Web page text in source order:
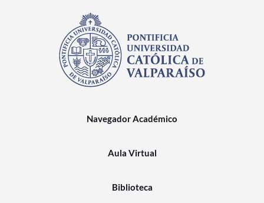
Navegador Académico
Aula Virtual
Biblioteca